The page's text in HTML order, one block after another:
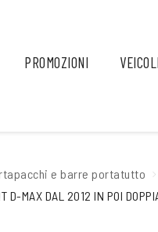
PROMOZIONI
e barre portatutto
D-MAX DAL 2012 IN POI